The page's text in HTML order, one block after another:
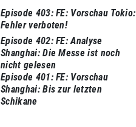
Episode 403 FE: Vorschau Tokio:
Fehler verboten!
Episode 402 FE: Analyse
Shanghai: Die Messe ist noch
nicht gelesen
Episode 401 FE: Vorschau
Shanghai: Bis zur letzten
Schikane